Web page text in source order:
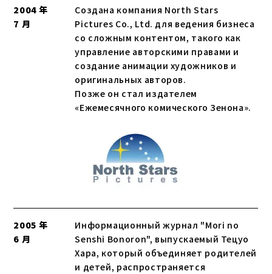
2004 年
7 月
Создана компания North Stars
Pictures Co., Ltd. для ведения бизнеса
со сложным контентом, такого как
управление авторскими правами и
создание анимации художников и
оригинальных авторов.
Позже он стал издателем
«Ежемесячного комического Зенона».
2005 年
6 月
Информационный журнал "Mori no
Senshi Bonoron", выпускаемый Тецуо
Хара, который объединяет родителей
и детей, распространяется